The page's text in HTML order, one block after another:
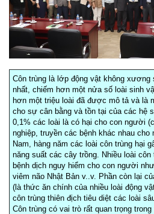
Côn trùng là lớp động vật không xương
nhất, chiếm hơn một nửa số loài sinh
hơn một triệu loài đã được mô tả và là
cho sự cân bằng và tồn tại của các hệ
0,1% các loài là có hại cho con người
nghiệp, truyền các bệnh khác nhau
Nam, hàng năm các loài côn trùng hại
năng suất các cây trồng. Nhiều loài
bệnh dịch nguy hiểm cho con người
viêm não Nhật Bản v..v. Phần còn lại
(là thức ăn chính của nhiều loài động
côn trùng thiên địch tiêu diệt các loài
Côn trùng có vai trò rất quan trọng